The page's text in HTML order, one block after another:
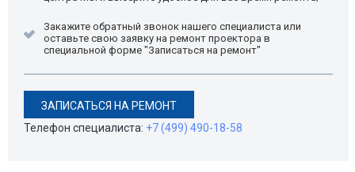
Закажите обратный звонок нашего специалиста или
оставьте свою заявку на ремонт проектора в
специальной форме "Записаться на ремонт"
ЗАПИСАТЬСЯ НА РЕМОНТ
Телефон специалиста: +7 (499) 490-18-58